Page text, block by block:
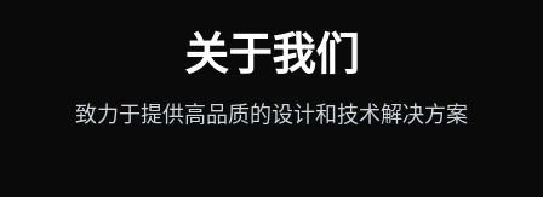
关于我们
致力于提供高品质的设计和技术解决方案